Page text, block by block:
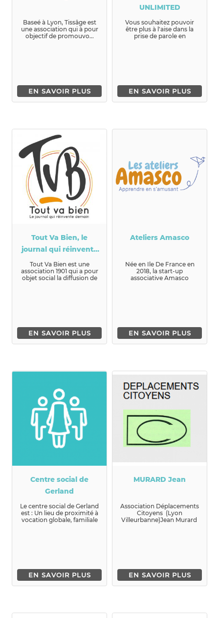
Baseé à Lyon, Tissâge est
une association qui à pour
objectif de promouvo...
EN SAVOIR PLUS
UNLIMITED
Vous souhaitez pouvoir
être plus à l'aise dans la
prise de parole en
EN SAVOIR PLUS
Tout Va Bien, le
journal qui réinvente
demain
Tout Va Bien est une
association 1901 qui a pour
objet social la diffusion de
EN SAVOIR PLUS
Ateliers Amasco
Née en Ile De France en
2018, la start-up
associative Amasco
EN SAVOIR PLUS
Centre social de
Gerland
Le centre social de Gerland
est : Un lieu de proximité à
vocation globale, familiale
EN SAVOIR PLUS
MURARD Jean
Association Déplacements
Citoyens (Lyon
Villeurbanne)Jean Murard
EN SAVOIR PLUS